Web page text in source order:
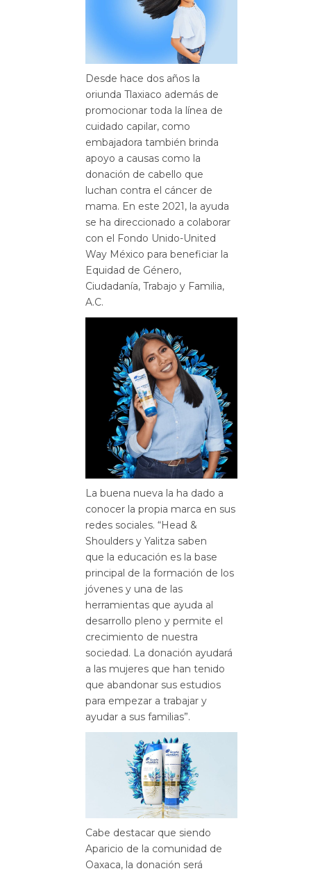
Desde hace dos años la
oriunda Tlaxiaco además de
promocionar toda la línea de
cuidado capilar, como
embajadora también brinda
apoyo a causas como la
donación de cabello que
luchan contra el cáncer de
mama. En este 2021, la ayuda
se ha direccionado a colaborar
con el Fondo Unido-United
Way México para beneficiar la
Equidad de Género,
Ciudadanía, Trabajo y Familia,
A.C.
La buena nueva la ha dado a
conocer la propia marca en sus
redes sociales. “Head &
Shoulders y Yalitza saben
que la educación es la base
principal de la formación de los
jóvenes y una de las
herramientas que ayuda al
desarrollo pleno y permite el
crecimiento de nuestra
sociedad. La donación ayudará
a las mujeres que han tenido
que abandonar sus estudios
para empezar a trabajar y
ayudar a sus familias”.
Cabe destacar que siendo
Aparicio de la comunidad de
Oaxaca, la donación será